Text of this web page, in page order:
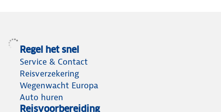
Regel het snel
Service & Contact
Reisverzekering
Wegenwacht Europa
Auto huren
Reisvoorbereiding